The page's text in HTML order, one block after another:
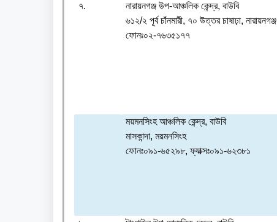
৭.
নারায়নগঞ্জ উপ-আঞ্চলিক কেন্দ্র, বাউবি
৬১২/২ পূর্ব চাঁনমারী, ৭০ উত্তর চাষাঢ়া, নারায়নগঞ্জ
ফোনঃ০২-৭৬৩৫১৭৭
ময়মনসিংহ আঞ্চলিক কেন্দ্র, বাউবি
মাসকান্দা, ময়মনসিংহ
ফোনঃ০৯১-৬৫২৯৮, ফ্যাক্সঃ০৯১-৬২৩৮১